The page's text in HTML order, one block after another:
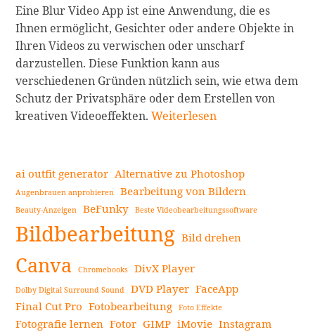
Eine Blur Video App ist eine Anwendung, die es
Ihnen ermöglicht, Gesichter oder andere Objekte in
Ihren Videos zu verwischen oder unscharf
darzustellen. Diese Funktion kann aus
verschiedenen Gründen nützlich sein, wie etwa dem
Schutz der Privatsphäre oder dem Erstellen von
kreativen Videoeffekten.Die
Blur
Video
Apps,
Gesichter
zu
verwischen
weiterlesen
Weiterlesen
Seitenleiste
ai outfit generator Alternative zu Photoshop
Augenbrauen anprobieren Bearbeitung von Bildern
Beauty-Anzeigen BeFunky Beste Videobearbeitungssoftware
Bildbearbeitung Bild drehen
Canva Chromebooks DivX Player
Dolby Digital Surround Sound DVD Player FaceApp
Final Cut Pro Fotobearbeitung Foto Effekte
Fotografie lernen Fotor GIMP iMovie Instagram